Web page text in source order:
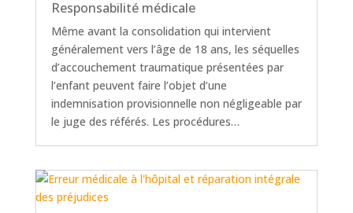
Responsabilité médicale
Même avant la consolidation qui intervient
généralement vers l’âge de 18 ans, les séquelles
d’accouchement traumatique présentées par
l’enfant peuvent faire l’objet d’une
indemnisation provisionnelle non négligeable par
le juge des référés. Les procédures…